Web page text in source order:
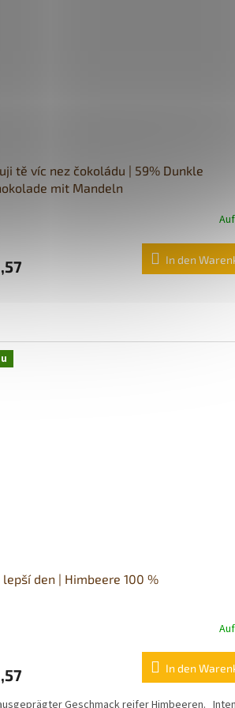
tě víc nez čokoládu | 59% Dunkle
mit Mandeln
In den
lepší den | Himbeere 100 %
In den